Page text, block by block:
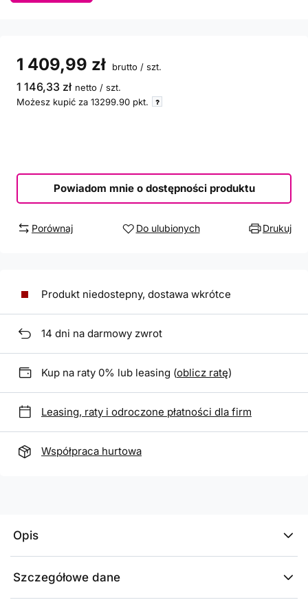
1 409,99 zł brutto / szt.
1 146,33 zł netto / szt.
Możesz kupić za 13299.90 pkt.
Powiadom mnie o dostępności produktu
Porównaj Do ulubionych Drukuj
Produkt niedostepny, dostawa wkrótce
14 dni na darmowy zwrot
Kup na raty 0% lub leasing (oblicz ratę)
Leasing, raty i odroczone płatności dla firm
Współpraca hurtowa
Opis
Szczegółowe dane